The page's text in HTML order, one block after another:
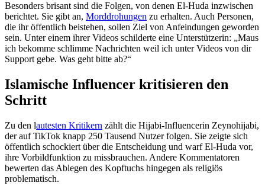
Besonders brisant sind die Folgen, von denen El-Huda inzwischen
berichtet. Sie gibt an, Morddrohungen zu erhalten. Auch Personen,
die ihr öffentlich beistehen, sollen Ziel von Anfeindungen geworden
sein. Unter einem ihrer Videos schilderte eine Unterstützerin: „Maus
ich bekomme schlimme Nachrichten weil ich unter Videos von dir
Support gebe. Was geht bitte ab?“
Islamische Influencer kritisieren den
Schritt
Zu den lautesten Kritikern zählt die Hijabi-Influencerin Zeynohijabi,
der auf TikTok knapp 250 Tausend Nutzer folgen. Sie zeigte sich
öffentlich schockiert über die Entscheidung und warf El-Huda vor,
ihre Vorbildfunktion zu missbrauchen. Andere Kommentatoren
bewerten das Ablegen des Kopftuchs hingegen als religiös
problematisch.